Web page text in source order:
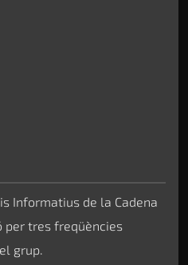
Informatius de la Cadena
per tres freqüències
grup.